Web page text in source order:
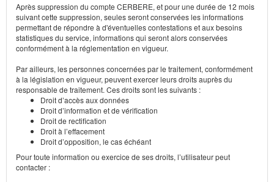
Après suppression du compte CERBERE, et pour une durée de 12 mois
suivant cette suppression, seules seront conservées les informations
permettant de répondre à d'éventuelles contestations et aux besoins
statistiques du service, informations qui seront alors conservées
conformément à la réglementation en vigueur.
Par ailleurs, les personnes concernées par le traitement, conformément
à la législation en vigueur, peuvent exercer leurs droits auprès du
responsable de traitement. Ces droits sont les suivants :
Droit d’accès aux données
Droit d’information et de vérification
Droit de rectification
Droit à l’effacement
Droit d’opposition, le cas échéant
Pour toute information ou exercice de ses droits, l’utilisateur peut
contacter :